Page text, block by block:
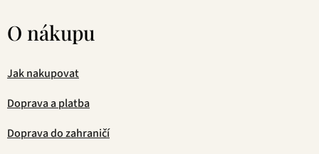
O nákupu
Jak nakupovat
Doprava a platba
Doprava do zahraničí